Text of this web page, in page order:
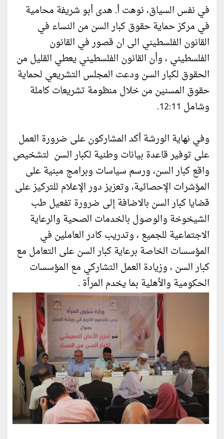
في نفس السياق، نوهت أ. هدى أبو شريفة محامية
في مركز حماية حقوق كبار السن من النساء في
القانون الفلسطيني الى ان قصور في القانون
الفلسطيني ، وأن القانون الفلسطيني يعطي القليل من
الحقوق لكبار السن ودعت المجلس التشريعي لحماية
حقوق المسنين من خلال منظومة تشريعات كاملة
وشامل 12:11.
وفي نهاية الورشة أكد المشاركون على ضرورة العمل
على توفير قاعدة بيانات وطنية لكبار السن لتشخيص
واقع كبار السن، ورسم سياسات وبرامج مبنية على
المؤشرات الإحصائية، وتعزيز دور الإعلام للتركيز على
قضايا كبار السن بالاضافة إلى ضرورة تفعيل طب
الشيخوخة والوصول بالخدمات الصحية والرعاية
الاجتماعية للجميع ، وتدريب كادر العاملين في
المؤسسات الخاصة برعاية كبار السن على التعامل مع
كبار السن ، وزيادة العمل التشاركي مع المؤسسات
الحكومية والأهلية بما يخدم المرأة .